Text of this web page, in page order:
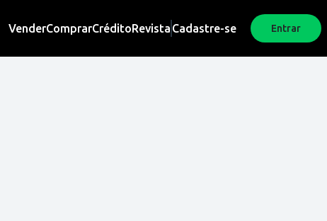
VenderComprarCréditoRevista Cadastre-se Entrar